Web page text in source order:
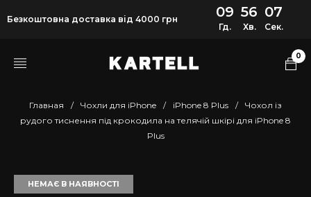
Безкоштовна доставка від 4000 грн 09
Гд.
56
Хв.
07
Сек.
0
Главная / Чохли для iPhone / iPhone 8 Plus /
Чохол із
рудого тиснення під крокодила на телячій шкірі для iPhone 8
Plus
НЕМАЄ В НАЯВНОСТІ